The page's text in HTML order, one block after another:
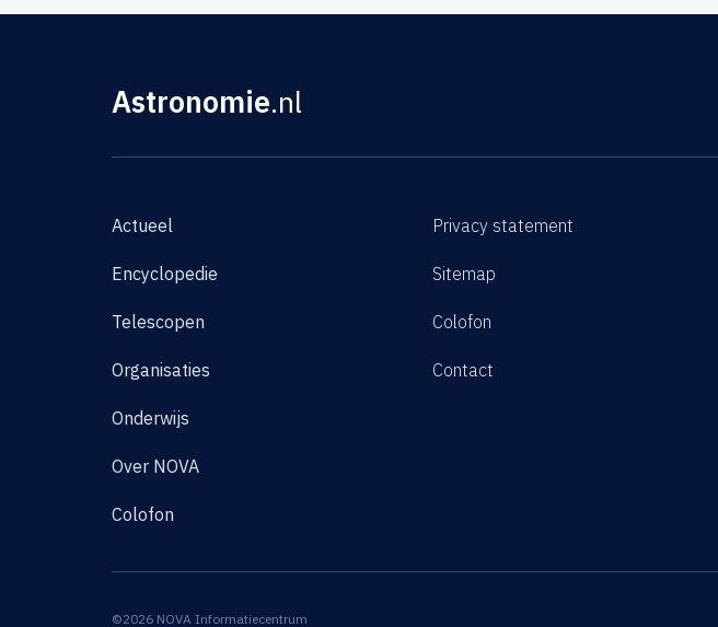
Astronomie.nl
Actueel
Encyclopedie
Telescopen
Organisaties
Onderwijs
Over NOVA
Colofon
Privacy statement
Sitemap
Colofon
Contact
©2026 NOVA Informatiecentrum